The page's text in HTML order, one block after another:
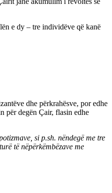
e dy – tre individëve që kanë
dhe përkrahësve, por edhe
për degën Çair, flasin edhe
si p.sh. nëndegë me tre
të nëpërkëmbëzave me